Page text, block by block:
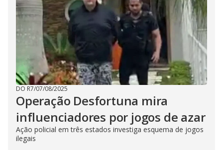
DO R7/07/08/2025
Operação Desfortuna mira
influenciadores por jogos de azar
Ação policial em três estados investiga esquema de jogos
ilegais